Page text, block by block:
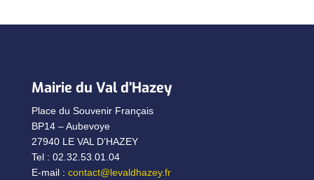
Mairie du Val d’Hazey
Place du Souvenir Français
BP14 – Aubevoye
27940 LE VAL D’HAZEY
Tel : 02.32.53.01.04
E-mail : contact@levaldhazey.fr